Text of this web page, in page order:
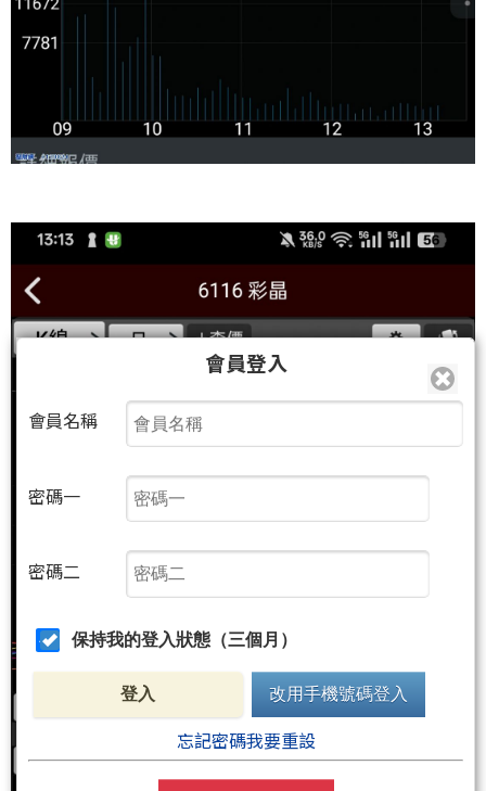
會員登入
會員名稱
密碼一
密碼二
保持我的登入狀態（三個月）
登入 改用手機號碼登入
忘記密碼我要重設